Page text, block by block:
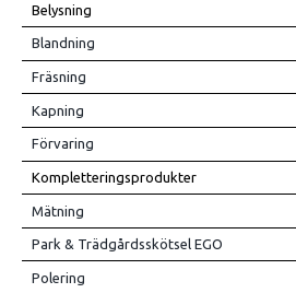
Belysning
Blandning
Fräsning
Kapning
Förvaring
Kompletteringsprodukter
Mätning
Park & Trädgårdsskötsel EGO
Polering